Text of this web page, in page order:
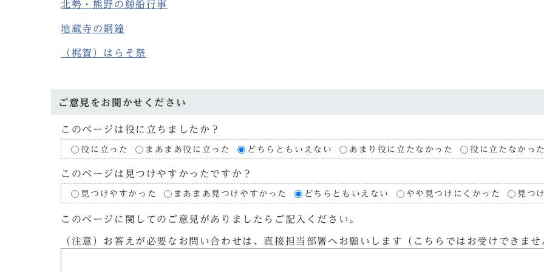
北勢・熊野の鯨船行事
地蔵寺の銅鐘
（梶賀）はらそ祭
ご意見をお聞かせください
このページは役に立ちましたか？
役に立った まあまあ役に立った どちらともいえない あまり役に立たなかった 役に立たなかった
このページは見つけやすかったですか？
見つけやすかった まあまあ見つけやすかった どちらともいえない やや見つけにくかった 見つ
このページに関してのご意見がありましたらご記入ください。
（注意）お答えが必要なお問い合わせは、直接担当部署へお願いします（こちらではお受けできませ